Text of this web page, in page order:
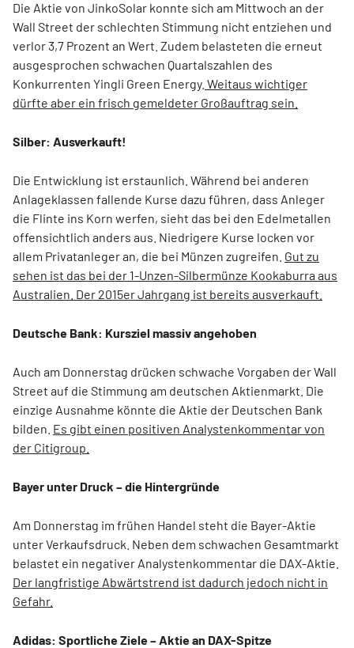
Die Aktie von JinkoSolar konnte sich am Mittwoch an der
Wall Street der schlechten Stimmung nicht entziehen und
verlor 3,7 Prozent an Wert. Zudem belasteten die erneut
ausgesprochen schwachen Quartalszahlen des
Konkurrenten Yingli Green Energy. Weitaus wichtiger
dürfte aber ein frisch gemeldeter Großauftrag sein.
Silber: Ausverkauft!
Die Entwicklung ist erstaunlich. Während bei anderen
Anlageklassen fallende Kurse dazu führen, dass Anleger
die Flinte ins Korn werfen, sieht das bei den Edelmetallen
offensichtlich anders aus. Niedrigere Kurse locken vor
allem Privatanleger an, die bei Münzen zugreifen. Gut zu
sehen ist das bei der 1-Unzen-Silbermünze Kookaburra aus
Australien. Der 2015er Jahrgang ist bereits ausverkauft.
Deutsche Bank: Kursziel massiv angehoben
Auch am Donnerstag drücken schwache Vorgaben der Wall
Street auf die Stimmung am deutschen Aktienmarkt. Die
einzige Ausnahme könnte die Aktie der Deutschen Bank
bilden. Es gibt einen positiven Analystenkommentar von
der Citigroup.
Bayer unter Druck – die Hintergründe
Am Donnerstag im frühen Handel steht die Bayer-Aktie
unter Verkaufsdruck. Neben dem schwachen Gesamtmarkt
belastet ein negativer Analystenkommentar die DAX-Aktie.
Der langfristige Abwärtstrend ist dadurch jedoch nicht in
Gefahr.
Adidas: Sportliche Ziele – Aktie an DAX-Spitze